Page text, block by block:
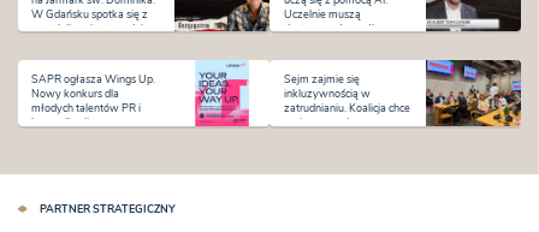
W Gdańsku spotka się z
czytelnikami w tygodniu
Uczelnie muszą
dostosować sposób
SAPR ogłasza Wings Up.
Nowy konkurs dla
młodych talentów PR i
komunikacji
Sejm zajmie się
inkluzywnością w
zatrudnianiu. Koalicja chce
zmian na rynku pracy
PARTNER STRATEGICZNY